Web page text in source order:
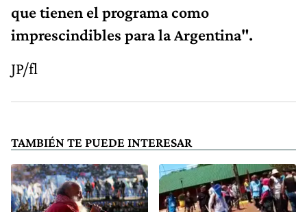
que tienen el programa como
imprescindibles para la Argentina".
JP/fl
TAMBIÉN TE PUEDE INTERESAR